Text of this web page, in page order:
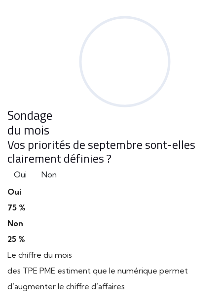
Sondage
du mois
Vos priorités de septembre sont-elles
clairement définies ?
Oui
Non
Oui
75 %
Non
25 %
Le chiffre du mois
des TPE PME estiment que le numérique permet
d’augmenter le chiffre d’affaires